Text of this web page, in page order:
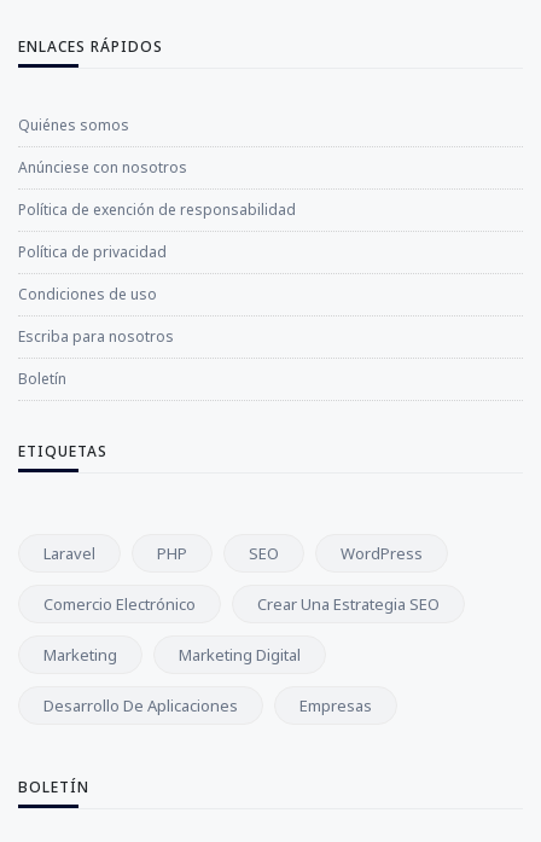
ENLACES RÁPIDOS
Quiénes somos
Anúnciese con nosotros
Política de exención de responsabilidad
Política de privacidad
Condiciones de uso
Escriba para nosotros
Boletín
ETIQUETAS
Laravel PHP SEO WordPress
Comercio Electrónico Crear Una Estrategia SEO
Marketing Marketing Digital
Desarrollo De Aplicaciones Empresas
BOLETÍN